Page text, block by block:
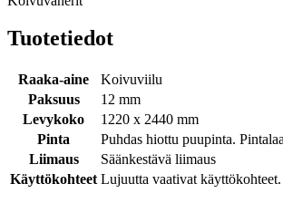
Tuotetiedot
Raaka-aine
Koivuviilu
Paksuus
12 mm
Levykoko
1220 x 2440 mm
Pinta
Puhdas hiottu puupinta.
Liimaus
Säänkestävä liimaus
Käyttökohteet Lujuutta vaativat